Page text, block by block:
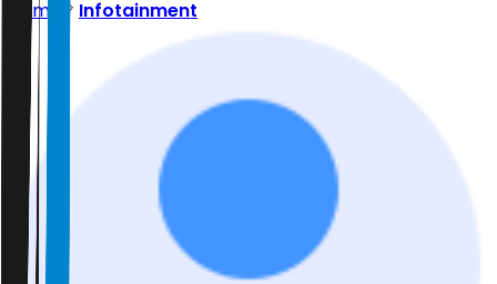
Home
Infotainment